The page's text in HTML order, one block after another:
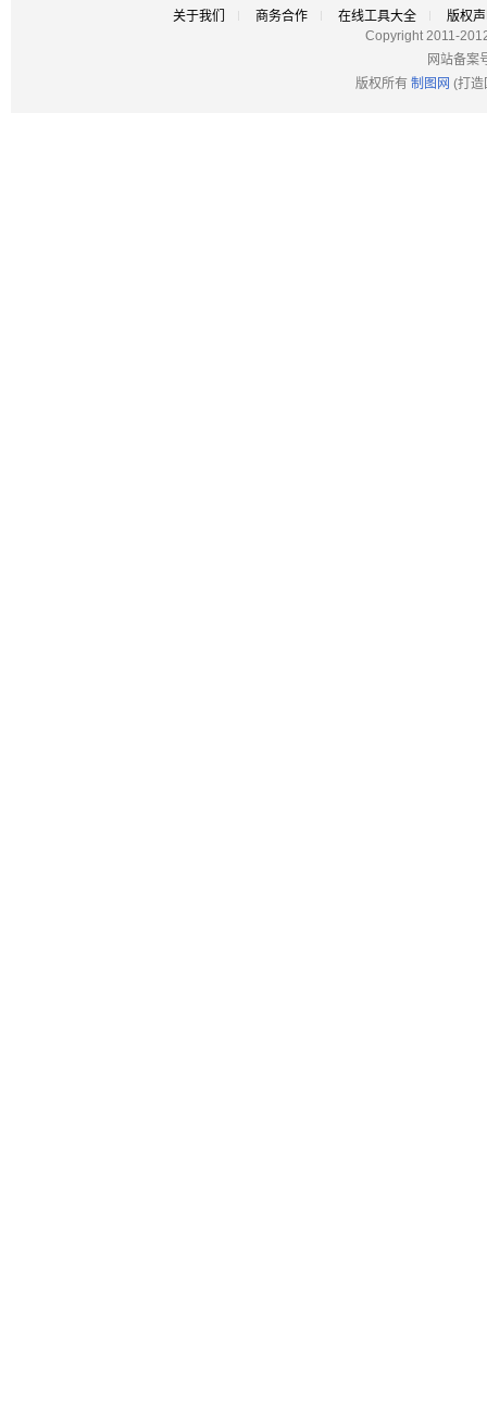
关于我们 商务合作 在线工具大全
版权
Copyright 2011-
网站备案
版权所有 制图网 (打造